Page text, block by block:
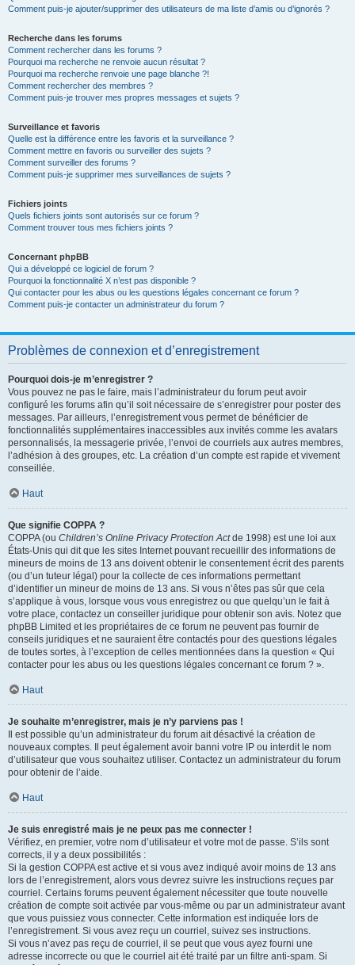
Comment puis-je ajouter/supprimer des utilisateurs de ma liste d’amis ou d’ignorés ?
Recherche dans les forums
Comment rechercher dans les forums ?
Pourquoi ma recherche ne renvoie aucun résultat ?
Pourquoi ma recherche renvoie une page blanche ?!
Comment rechercher des membres ?
Comment puis-je trouver mes propres messages et sujets ?
Surveillance et favoris
Quelle est la différence entre les favoris et la surveillance ?
Comment mettre en favoris ou surveiller des sujets ?
Comment surveiller des forums ?
Comment puis-je supprimer mes surveillances de sujets ?
Fichiers joints
Quels fichiers joints sont autorisés sur ce forum ?
Comment trouver tous mes fichiers joints ?
Concernant phpBB
Qui a développé ce logiciel de forum ?
Pourquoi la fonctionnalité X n’est pas disponible ?
Qui contacter pour les abus ou les questions légales concernant ce forum ?
Comment puis-je contacter un administrateur du forum ?
Problèmes de connexion et d’enregistrement
Pourquoi dois-je m’enregistrer ?
Vous pouvez ne pas le faire, mais l’administrateur du forum peut avoir
configuré les forums afin qu’il soit nécessaire de s’enregistrer pour poster des
messages. Par ailleurs, l’enregistrement vous permet de bénéficier de
fonctionnalités supplémentaires inaccessibles aux invités comme les avatars
personnalisés, la messagerie privée, l’envoi de courriels aux autres membres,
l’adhésion à des groupes, etc. La création d’un compte est rapide et vivement
conseillée.
Haut
Que signifie COPPA ?
COPPA (ou Children’s Online Privacy Protection Actde 1998) est une loi aux
États-Unis qui dit que les sites Internet pouvant recueillir des informations de
mineurs de moins de 13 ans doivent obtenir le consentement écrit des parents
(ou d’un tuteur légal) pour la collecte de ces informations permettant
d’identifier un mineur de moins de 13 ans. Si vous n’êtes pas sûr que cela
s’applique à vous, lorsque vous vous enregistrez ou que quelqu’un le fait à
votre place, contactez un conseiller juridique pour obtenir son avis. Notez que
phpBB Limited et les propriétaires de ce forum ne peuvent pas fournir de
conseils juridiques et ne sauraient être contactés pour des questions légales
de toutes sortes, à l’exception de celles mentionnées dans la question « Qui
contacter pour les abus ou les questions légales concernant ce forum ? ».
Haut
Je souhaite m’enregistrer, mais je n’y parviens pas !
Il est possible qu’un administrateur du forum ait désactivé la création de
nouveaux comptes. Il peut également avoir banni votre IP ou interdit le nom
d’utilisateur que vous souhaitez utiliser. Contactez un administrateur du forum
pour obtenir de l’aide.
Haut
Je suis enregistré mais je ne peux pas me connecter !
Vérifiez, en premier, votre nom d’utilisateur et votre mot de passe. S’ils sont
corrects, il y a deux possibilités :
Si la gestion COPPA est active et si vous avez indiqué avoir moins de 13 ans
lors de l’enregistrement, alors vous devrez suivre les instructions reçues par
courriel. Certains forums peuvent également nécessiter que toute nouvelle
création de compte soit activée par vous-même ou par un administrateur avant
que vous puissiez vous connecter. Cette information est indiquée lors de
l’enregistrement. Si vous avez reçu un courriel, suivez ses instructions.
Si vous n’avez pas reçu de courriel, il se peut que vous ayez fourni une
adresse incorrecte ou que le courriel ait été traité par un filtre anti-spam. Si